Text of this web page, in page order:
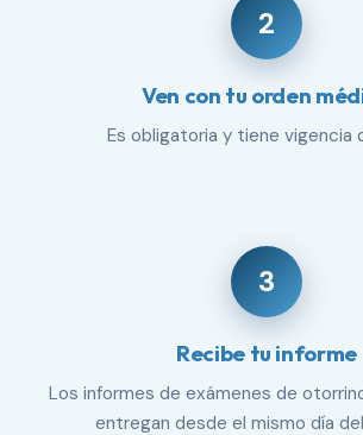
2
Ven con tu orden
Es obligatoria y tiene vigencia
3
Recibe tu informe
Los informes de exámenes de
entregan desde el mismo día